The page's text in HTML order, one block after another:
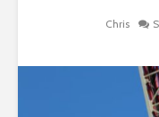
Chris